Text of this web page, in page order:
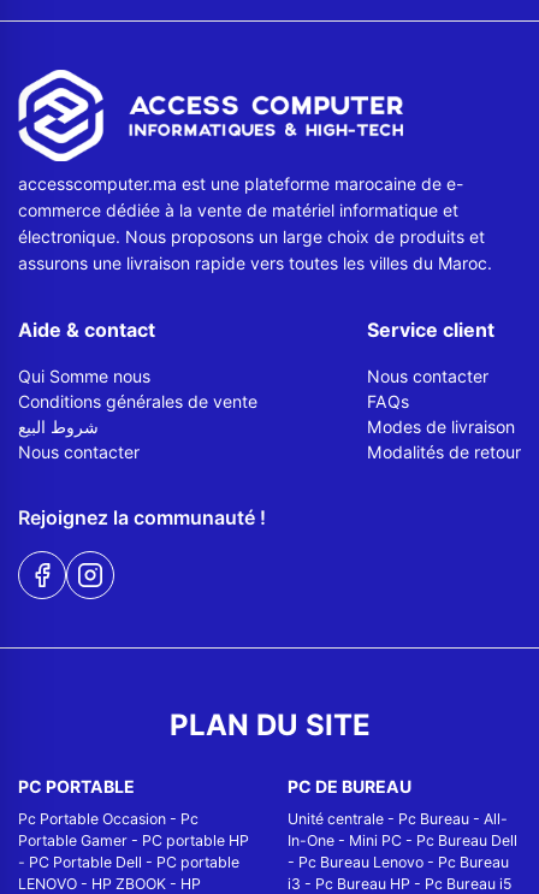
accesscomputer.ma est une plateforme marocaine de e-
commerce dédiée à la vente de matériel informatique et
électronique. Nous proposons un large choix de produits et
assurons une livraison rapide vers toutes les villes du Maroc.
Aide & contact
Qui Somme nous
Conditions générales de vente
شروط البيع
Nous contacter
Service client
Nous contacter
FAQs
Modes de livraison
Modalités de retour
Rejoignez la communauté !
PLAN DU SITE
PC PORTABLE
Pc Portable Occasion - Pc
Portable Gamer - PC portable HP
- PC Portable Dell - PC portable
LENOVO - HP ZBOOK - HP
PC DE BUREAU
Unité centrale - Pc Bureau - All-
In-One - Mini PC - Pc Bureau Dell
- Pc Bureau Lenovo - Pc Bureau
i3 - Pc Bureau HP - Pc Bureau i5